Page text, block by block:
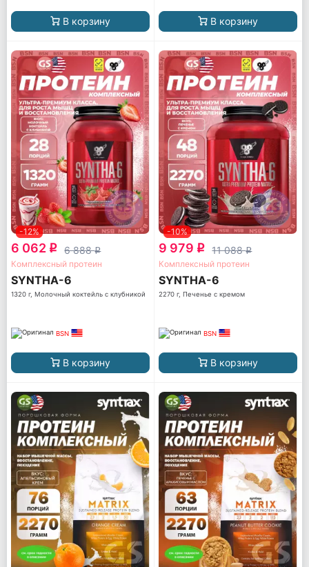
В корзину В корзину
-12%
6 062 q 6 888q
Комплексный протеин
SYNTHA-6
1320 г, Молочный коктейль с клубникой
BSN
В корзину
-10%
9 979 q 11 088q
Комплексный протеин
SYNTHA-6
2270 г, Печенье с кремом
BSN
В корзину